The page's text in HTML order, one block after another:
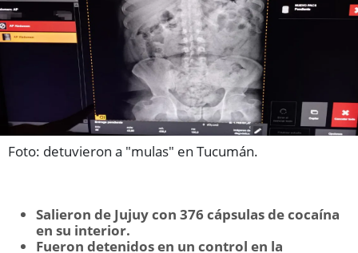
Foto: detuvieron a "mulas" en Tucumán.
Salieron de Jujuy con 376 cápsulas de cocaína
en su interior.
Fueron detenidos en un control en la